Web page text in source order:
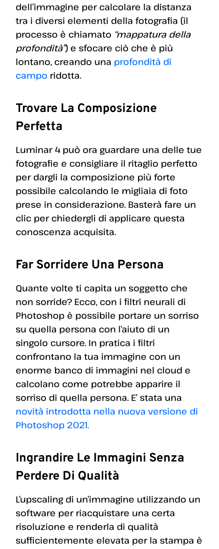
dell’immagine per calcolare la distanza
tra i diversi elementi della fotografia (il
processo è chiamato “mappatura della
profondità”) e sfocare ciò che è più
lontano, creando una profondità di
campo ridotta.
Trovare La Composizione
Perfetta
Luminar 4 può ora guardare una delle tue
fotografie e consigliare il ritaglio perfetto
per dargli la composizione più forte
possibile calcolando le migliaia di foto
prese in considerazione. Basterà fare un
clic per chiedergli di applicare questa
conoscenza acquisita.
Far Sorridere Una Persona
Quante volte ti capita un soggetto che
non sorride? Ecco, con i filtri neurali di
Photoshop è possibile portare un sorriso
su quella persona con l’aiuto di un
singolo cursore. In pratica i filtri
confrontano la tua immagine con un
enorme banco di immagini nel cloud e
calcolano come potrebbe apparire il
sorriso di quella persona. E’ stata una
novità introdotta nella nuova versione di
Photoshop 2021.
Ingrandire Le Immagini Senza
Perdere Di Qualità
L’upscaling di un’immagine utilizzando un
software per riacquistare una certa
risoluzione e renderla di qualità
sufficientemente elevata per la stampa è